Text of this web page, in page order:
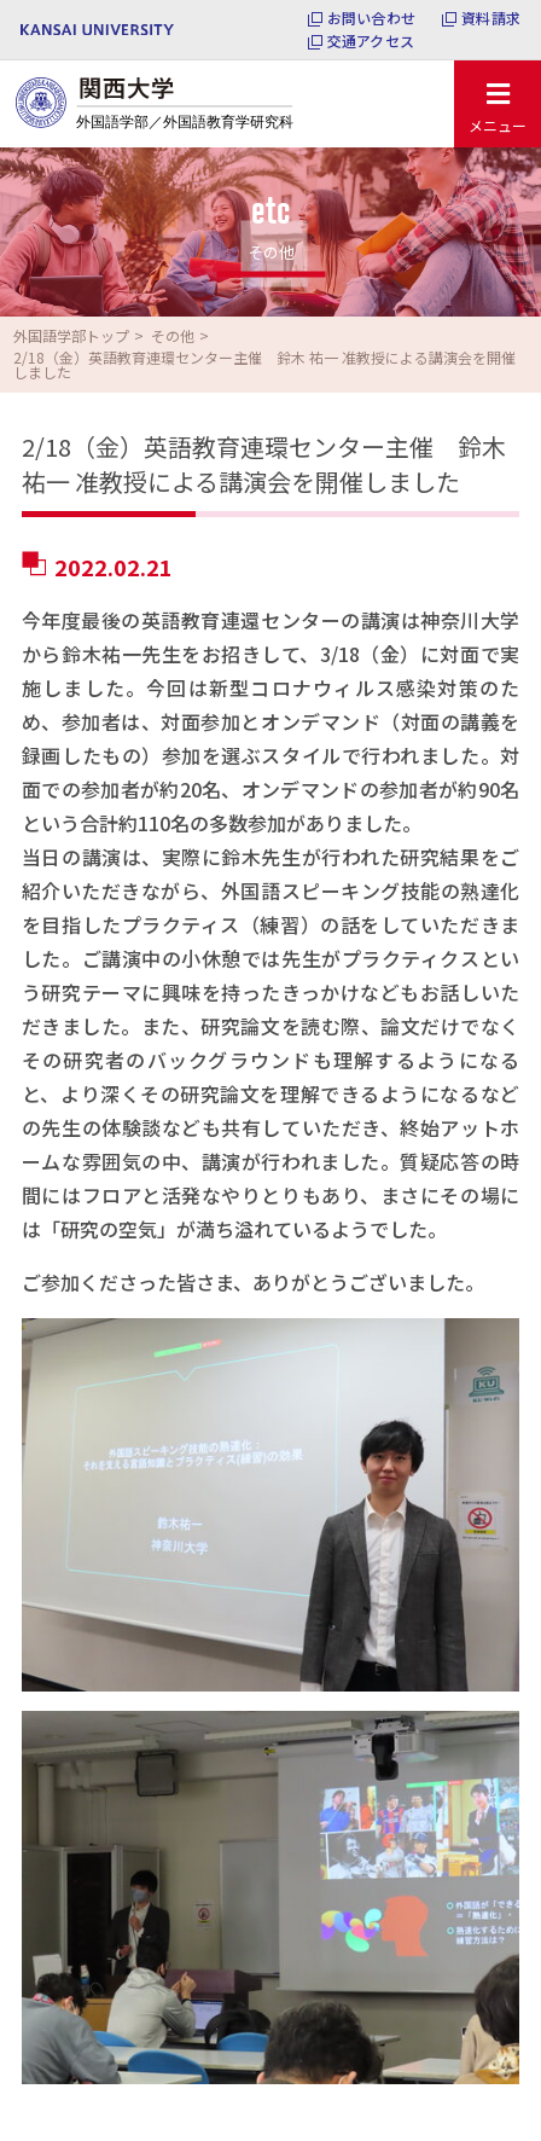
お問い合わせ
資料請求
交通アクセス
メニュー
etc
その他
外国語学部トップ
その他
2/18（金）英語教育連環センター主催 鈴木 祐一 准教授による講演会を開催
しました
2/18（金）英語教育連環センター主催 鈴木
祐一 准教授による講演会を開催しました
2022.02.21
今年度最後の英語教育連還センターの講演は神奈川大学
から鈴木祐一先生をお招きして、3/18（金）に対面で実
施しました。今回は新型コロナウィルス感染対策のた
め、参加者は、対面参加とオンデマンド（対面の講義を
録画したもの）参加を選ぶスタイルで行われました。対
面での参加者が約20名、オンデマンドの参加者が約90名
という合計約110名の多数参加がありました。
当日の講演は、実際に鈴木先生が行われた研究結果をご
紹介いただきながら、外国語スピーキング技能の熟達化
を目指したプラクティス（練習）の話をしていただきま
した。ご講演中の小休憩では先生がプラクティクスとい
う研究テーマに興味を持ったきっかけなどもお話しいた
だきました。また、研究論文を読む際、論文だけでなく
その研究者のバックグラウンドも理解するようになる
と、より深くその研究論文を理解できるようになるなど
の先生の体験談なども共有していただき、終始アットホ
ームな雰囲気の中、講演が行われました。質疑応答の時
間にはフロアと活発なやりとりもあり、まさにその場に
は「研究の空気」が満ち溢れているようでした。
ご参加くださった皆さま、ありがとうございました。